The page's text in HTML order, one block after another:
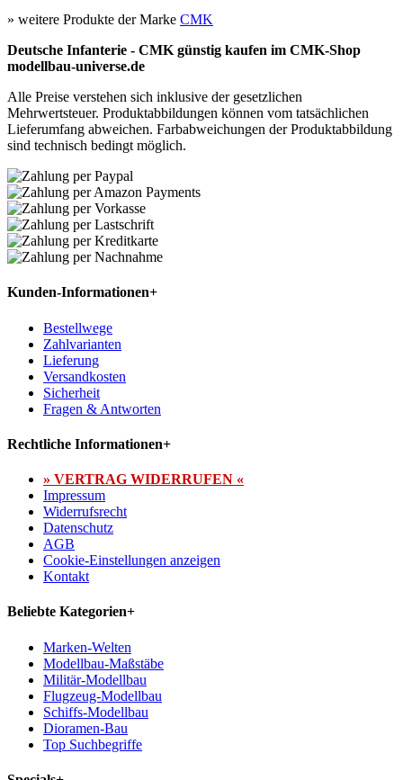
» weitere Produkte der Marke CMK
Deutsche Infanterie - CMK günstig kaufen im CMK-Shop
modellbau-universe.de
Alle Preise verstehen sich inklusive der gesetzlichen
Mehrwertsteuer. Produktabbildungen können vom tatsächlichen
Lieferumfang abweichen. Farbabweichungen der Produktabbildung
sind technisch bedingt möglich.
Kunden-Informationen+
Bestellwege
Zahlvarianten
Lieferung
Versandkosten
Sicherheit
Fragen & Antworten
Rechtliche Informationen+
» VERTRAG WIDERRUFEN «
Impressum
Widerrufsrecht
Datenschutz
AGB
Cookie-Einstellungen anzeigen
Kontakt
Beliebte Kategorien+
Marken-Welten
Modellbau-Maßstäbe
Militär-Modellbau
Flugzeug-Modellbau
Schiffs-Modellbau
Dioramen-Bau
Top Suchbegriffe